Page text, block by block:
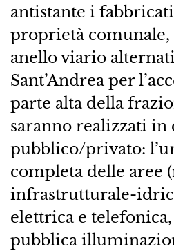
antistante i
proprietà comunale,
anello viario
Sant’Andrea per
parte alta della
saranno realizzati in
pubblico/privato:
completa delle aree
infrastrutturale-
elettrica e
pubblica